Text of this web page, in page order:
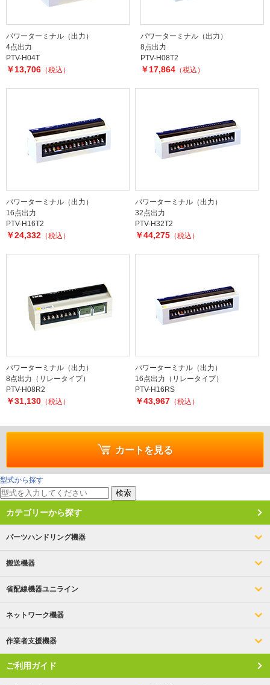
パワーターミナル（出力）
4点出力
PTV-H04T
￥13,706 （税込）
パワーターミナル（出力）
8点出力
PTV-H08T2
￥17,864（税込）
パワーターミナル（出力）
16点出力
PTV-H16T2
￥24,332 （税込）
パワーターミナル（出力）
32点出力
PTV-H32T2
￥44,275 （税込）
パワーターミナル（出力）
8点出力（リレータイプ）
PTV-H08R2
￥31,130 （税込）
パワーターミナル（出力）
16点出力（リレータイプ）
PTV-H16RS
￥43,967 （税込）
カートを見る
型式から探す
検索
カテゴリーから探す
パーツハンドリング機器
搬送機器
省配線機器ユニライン
ネットワーク機器
作業者支援機器
ご利用ガイド